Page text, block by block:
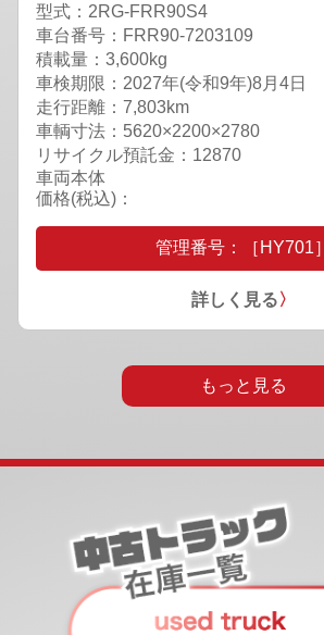
型式：2RG-FRR90S4
車台番号：FRR90-7203109
積載量：3,600kg
車検期限： 2027年(令和9年)8月4日
走行距離：7,803km
車輌寸法：5620×2200×2780
リサイクル預託金：12870
車両本体
価格(税込)：
管理番号：［HY701］
詳しく見る〉
もっと見る